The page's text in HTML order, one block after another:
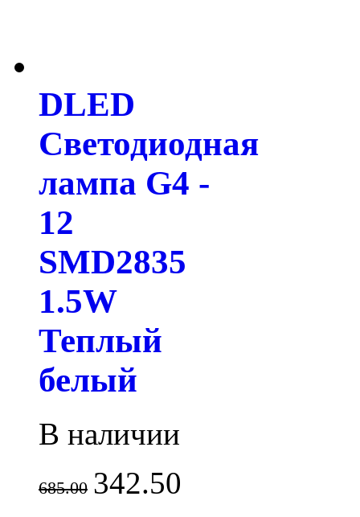
DLED
Светодиодная
лампа G4 -
12
SMD2835
1.5W
Теплый
белый
В наличии
685.00 342.50